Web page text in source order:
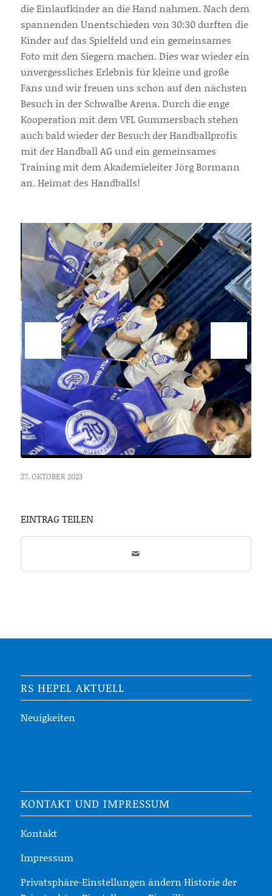
die Einlaufkinder an die Hand nahmen. Nach dem
spannenden Unentschieden von 30:30 durften die
Kinder auf das Spielfeld und ein gemeinsames
Foto mit den Siegern machen. Dies war wieder ein
unvergessliches Erlebnis für kleine und große
Fans und wir freuen uns schon auf den nächsten
Besuch in der Schwalbe Arena. Durch die enge
Kooperation mit dem VFL Gummersbach stehen
auch bald wieder der Besuch der Handballprofis
mit der Handball AG und ein gemeinsames
Training mit dem Akademieleiter Jörg Bormann
an. Heimat des Handballs!
27. OKTOBER 2023
EINTRAG TEILEN
RS HEPEL AKTUELL
Neuigkeiten
KONTAKT UND IMPRESSUM
Kontakt
Impressum
Privatsphäre-Einstellungen ändern Historie der